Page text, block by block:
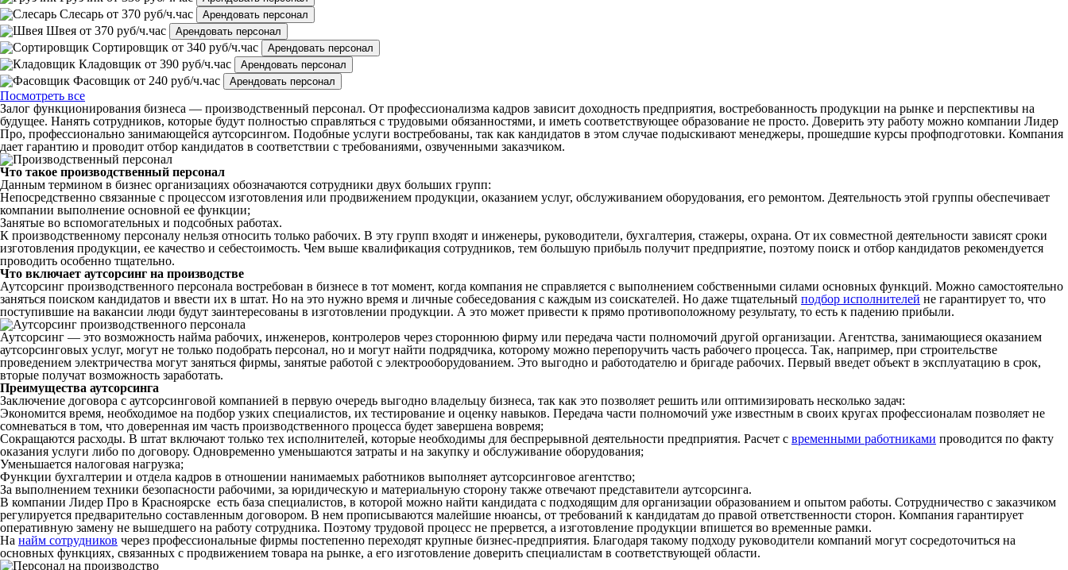
Слесарь от 370 руб/ч.час Арендовать персонал
Швея от 370 руб/ч.час Арендовать персонал
Сортировщик от 340 руб/ч.час Арендовать персонал
Кладовщик от 390 руб/ч.час Арендовать персонал
Фасовщик от 240 руб/ч.час Арендовать персонал
Посмотреть все
Залог функционирования бизнеса — производственный персонал. От профессионализма кадров зависит доходность предприятия, востребованность продукции на рынке и перспективы на
будущее. Нанять сотрудников, которые будут полностью справляться с трудовыми обязанностями, и иметь соответствующее образование не просто. Доверить эту работу можно компании Лидер
Про, профессионально занимающейся аутсорсингом. Подобные услуги востребованы, так как кандидатов в этом случае подыскивают менеджеры, прошедшие курсы профподготовки. Компания
дает гарантию и проводит отбор кандидатов в соответствии с требованиями, озвученными заказчиком.
Что такое производственный персонал
Данным термином в бизнес организациях обозначаются сотрудники двух больших групп:
Непосредственно связанные с процессом изготовления или продвижением продукции, оказанием услуг, обслуживанием оборудования, его ремонтом. Деятельность этой группы обеспечивает
компании выполнение основной ее функции;
Занятые во вспомогательных и подсобных работах.
К производственному персоналу нельзя относить только рабочих. В эту групп входят и инженеры, руководители, бухгалтерия, стажеры, охрана. От их совместной деятельности зависят сроки
изготовления продукции, ее качество и себестоимость. Чем выше квалификация сотрудников, тем большую прибыль получит предприятие, поэтому поиск и отбор кандидатов рекомендуется
проводить особенно тщательно.
Что включает аутсорсинг на производстве
Аутсорсинг производственного персонала востребован в бизнесе в тот момент, когда компания не справляется с выполнением собственными силами основных функций. Можно самостоятельно
заняться поиском кандидатов и ввести их в штат. Но на это нужно время и личные собеседования с каждым из соискателей. Но даже тщательный подбор исполнителей не гарантирует то, что
поступившие на вакансии люди будут заинтересованы в изготовлении продукции. А это может привести к прямо противоположному результату, то есть к падению прибыли.
Аутсорсинг — это возможность найма рабочих, инженеров, контролеров через стороннюю фирму или передача части полномочий другой организации. Агентства, занимающиеся оказанием
аутсорсинговых услуг, могут не только подобрать персонал, но и могут найти подрядчика, которому можно перепоручить часть рабочего процесса. Так, например, при строительстве
проведением электричества могут заняться фирмы, занятые работой с электрооборудованием. Это выгодно и работодателю и бригаде рабочих. Первый введет объект в эксплуатацию в срок,
вторые получат возможность заработать.
Преимущества аутсорсинга
Заключение договора с аутсорсинговой компанией в первую очередь выгодно владельцу бизнеса, так как это позволяет решить или оптимизировать несколько задач:
Экономится время, необходимое на подбор узких специалистов, их тестирование и оценку навыков. Передача части полномочий уже известным в своих кругах профессионалам позволяет не
сомневаться в том, что доверенная им часть производственного процесса будет завершена вовремя;
Сокращаются расходы. В штат включают только тех исполнителей, которые необходимы для беспрерывной деятельности предприятия. Расчет с временными работниками проводится по факту
оказания услуги либо по договору. Одновременно уменьшаются затраты и на закупку и обслуживание оборудования;
Уменьшается налоговая нагрузка;
Функции бухгалтерии и отдела кадров в отношении нанимаемых работников выполняет аутсорсинговое агентство;
За выполнением техники безопасности рабочими, за юридическую и материальную сторону также отвечают представители аутсорсинга.
В компании Лидер Про в Красноярске есть база специалистов, в которой можно найти кандидата с подходящим для организации образованием и опытом работы. Сотрудничество с заказчиком
регулируется предварительно составленным договором. В нем прописываются малейшие нюансы, от требований к кандидатам до правой ответственности сторон. Компания гарантирует
оперативную замену не вышедшего на работу сотрудника. Поэтому трудовой процесс не прервется, а изготовление продукции впишется во временные рамки.
На найм сотрудников через профессиональные фирмы постепенно переходят крупные бизнес-предприятия. Благодаря такому подходу руководители компаний могут сосредоточиться на
основных функциях, связанных с продвижением товара на рынке, а его изготовление доверить специалистам в соответствующей области.